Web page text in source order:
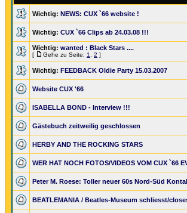
Wichtig: NEWS: CUX `66 website !
Wichtig: CUX `66 Clips ab 24.03.08 !!!
Wichtig: wanted : Black Stars ....
[ Gehe zu Seite: 1 2 ]
Wichtig: FEEDBACK Oldie Party 15.03.2007
Website CUX '66
ISABELLA BOND - Interview !!!
Gästebuch zeitweilig geschlossen
HERBY AND THE ROCKING STARS
WER HAT NOCH FOTOS/VIDEOS VOM CUX `66
Peter M. Roese: Toller neuer 60s Nord-Süd
BEATLEMANIA / Beatles-Museum schliesst/